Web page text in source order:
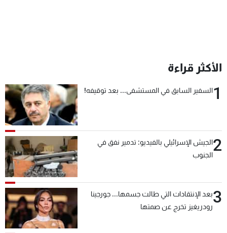
الأكثر قراءة
1السفير السابق في المستشفى... بعد توقيفه!
2الجيش الإسرائيلي بالفيديو: تدمير نفق في
الجنوب
3بعد الإنتقادات التي طالت جسمها... جورجينا
رودريغيز تخرج عن صمتها
شاهد البرامج
الترددات
لاعلاناتكم
شروط الإسـتخدام
سياسة الخصوصية